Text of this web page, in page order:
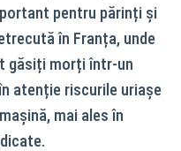
pentru părinți și
în Franța, unde
găsiți morți într-un
atenție riscurile uriașe
mai ales în